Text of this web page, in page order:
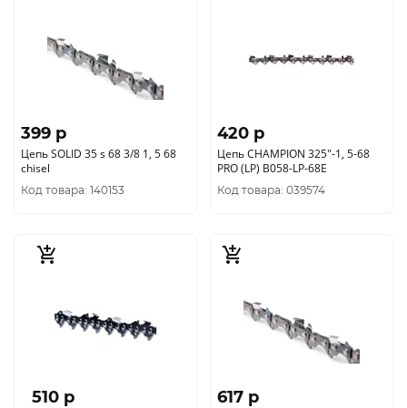
399 p
Цепь SOLID 35 s 68 3/8 1, 5 68
chisel
Код товара: 140153
420 p
Цепь CHAMPION 325"-1, 5-68
PRO (LP) В058-LP-68E
Код товара: 039574
510 p 617 p